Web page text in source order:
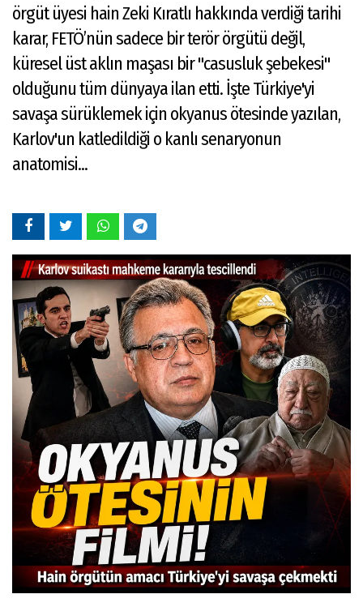
örgüt üyesi hain Zeki Kıratlı hakkında verdiği tarihi
karar, FETÖ’nün sadece bir terör örgütü değil,
küresel üst aklın maşası bir "casusluk şebekesi"
olduğunu tüm dünyaya ilan etti. İşte Türkiye'yi
savaşa sürüklemek için okyanus ötesinde yazılan,
Karlov'un katledildiği o kanlı senaryonun
anatomisi...